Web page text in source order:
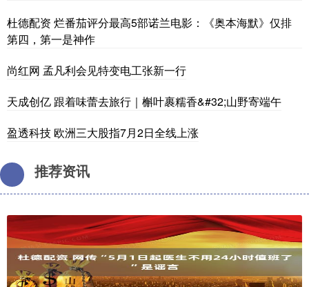
杜德配资 烂番茄评分最高5部诺兰电影：《奥本海默》仅排
第四，第一是神作
尚红网 孟凡利会见特变电工张新一行
天成创亿 跟着味蕾去旅行｜槲叶裹糯香&#32;山野寄端午
盈透科技 欧洲三大股指7月2日全线上涨
推荐资讯